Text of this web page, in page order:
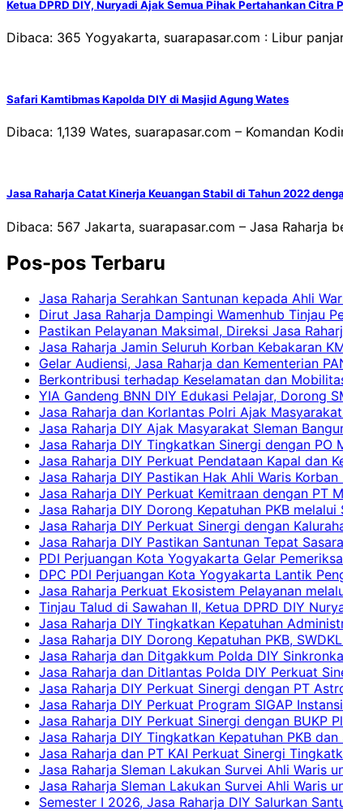
Ketua DPRD DIY, Nuryadi Ajak Semua Pihak Pertahankan Citra
Dibaca: 365 Yogyakarta, suarapasar.com : Libur
Safari Kamtibmas Kapolda DIY di Masjid Agung Wates
Dibaca: 1,139 Wates, suarapasar.com – Komandan
Jasa Raharja Catat Kinerja Keuangan Stabil di Tahun 2022
Dibaca: 567 Jakarta, suarapasar.com – Jasa
Pos-pos Terbaru
Jasa Raharja Serahkan Santunan kepada Ahli
Dirut Jasa Raharja Dampingi Wamenhub Tinjau
Pastikan Pelayanan Maksimal, Direksi Jasa
Jasa Raharja Jamin Seluruh Korban Kebakaran
Gelar Audiensi, Jasa Raharja dan Kementerian
Berkontribusi terhadap Keselamatan dan
YIA Gandeng BNN DIY Edukasi Pelajar, Dorong
Jasa Raharja dan Korlantas Polri Ajak
Jasa Raharja DIY Ajak Masyarakat Sleman
Jasa Raharja DIY Tingkatkan Sinergi dengan PO
Jasa Raharja DIY Perkuat Pendataan Kapal dan
Jasa Raharja DIY Pastikan Hak Ahli Waris
Jasa Raharja DIY Perkuat Kemitraan dengan PT
Jasa Raharja DIY Dorong Kepatuhan PKB
Jasa Raharja DIY Perkuat Sinergi dengan
Jasa Raharja DIY Pastikan Santunan Tepat
PDI Perjuangan Kota Yogyakarta Gelar
DPC PDI Perjuangan Kota Yogyakarta Lantik
Jasa Raharja Perkuat Ekosistem Pelayanan
Tinjau Talud di Sawahan II, Ketua DPRD DIY
Jasa Raharja DIY Tingkatkan Kepatuhan
Jasa Raharja DIY Dorong Kepatuhan PKB,
Jasa Raharja dan Ditgakkum Polda DIY
Jasa Raharja dan Ditlantas Polda DIY Perkuat
Jasa Raharja DIY Perkuat Sinergi dengan PT
Jasa Raharja DIY Perkuat Program SIGAP
Jasa Raharja DIY Perkuat Sinergi dengan BUKP
Jasa Raharja DIY Tingkatkan Kepatuhan PKB
Jasa Raharja dan PT KAI Perkuat Sinergi
Jasa Raharja Sleman Lakukan Survei Ahli Waris
Jasa Raharja Sleman Lakukan Survei Ahli Waris
Semester I 2026, Jasa Raharja DIY Salurkan